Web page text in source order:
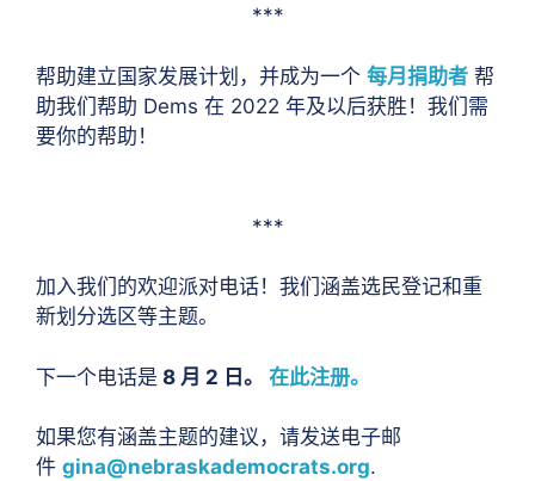
***
帮助建立国家发展计划，并成为一个 每月捐助者 帮
助我们帮助 Dems 在 2022 年及以后获胜！我们需
要你的帮助！
***
加入我们的欢迎派对电话！我们涵盖选民登记和重
新划分选区等主题。
下一个电话是 8 月 2 日。 在此注册。
如果您有涵盖主题的建议，请发送电子邮
件 gina@nebraskademocrats.org.